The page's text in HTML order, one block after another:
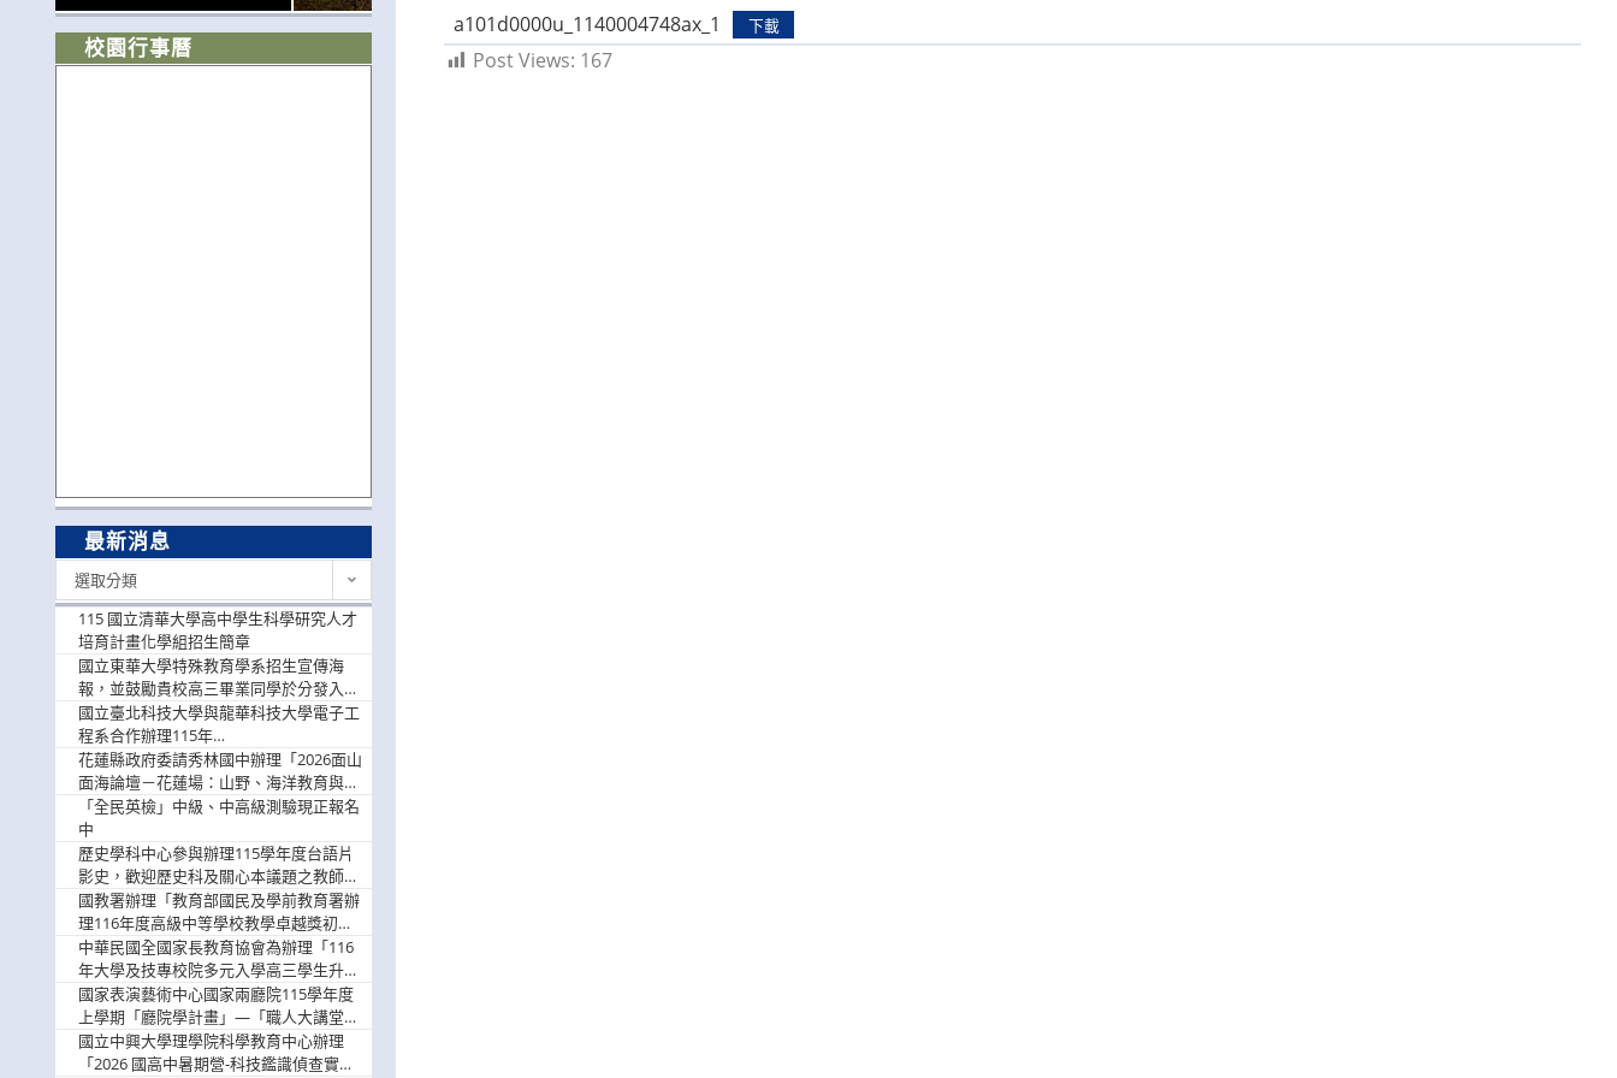
a101d0000u_1140004748ax_1
下載
Post Views: 167
校園行事曆
最新消息
選取分類
115 國立清華大學高中學生科學研究人才
培育計畫化學組招生簡章
國立東華大學特殊教育學系招生宣傳海
報，並鼓勵貴校高三畢業同學於分發入學
階段踴躍選填。
國立臺北科技大學與龍華科技大學電子工
程系合作辦理115年
「115.08.10~08.12「AI賦能應用於智慧半
導體研習營」，歡迎學生踴躍報名參加
花蓮縣政府委請秀林國中辦理「2026面山
面海論壇－花蓮場：山野、海洋教育與戶
外安全實務課程」，歡迎踴躍報名參加
「全民英檢」中級、中高級測驗現正報名
中
歷史學科中心參與辦理115學年度台語片
影史，歡迎歷史科及關心本議題之教師踴
躍報名參加
國教署辦理「教育部國民及學前教育署辦
理116年度高級中等學校教學卓越獎初選
實施計畫」，鼓勵教師踴躍報名
中華民國全國家長教育協會為辦理「116
年大學及技專校院多元入學高三學生升學
輔導家長說明會」
國家表演藝術中心國家兩廳院115學年度
上學期「廳院學計畫」—「職人大講堂」
及「一日體驗課程」，鼓勵踴躍報名參
與。
國立中興大學理學院科學教育中心辦理
「2026 國高中暑期營-科技鑑識偵查實戰